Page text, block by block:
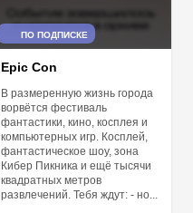
ПО ПОДПИСКЕ
Epic Con
В размеренную жизнь города
ворвётся фестиваль
фантастики, кино, косплея и
компьютерных игр. Косплей,
фантастическое шоу, зона
Кибер Пикника и ещё тысячи
квадратных метров
развлечений. Тебя ждут: - но...